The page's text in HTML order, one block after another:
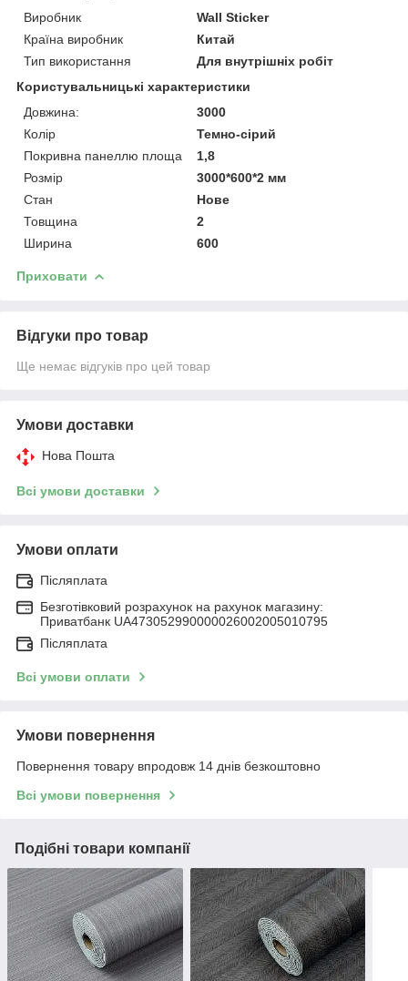
Виробник
Wall Sticker
Країна виробник
Китай
Тип використання
Для внутрішніх робіт
Користувальницькі характеристики
Довжина:
3000
Колір
Темно-сірий
Покривна панеллю площа
1,8
Розмір
3000*600*2 мм
Стан
Нове
Товщина
2
Ширина
600
Приховати
Відгуки про товар
Ще немає відгуків про цей товар
Умови доставки
Нова Пошта
Всі умови доставки
Умови оплати
Післяплата
Безготівковий розрахунок на рахунок магазину:
Приватбанк UA473052990000026002005010795
Післяплата
Всі умови оплати
Умови повернення
Повернення товару впродовж 14 днів безкоштовно
Всі умови повернення
Подібні товари компанії